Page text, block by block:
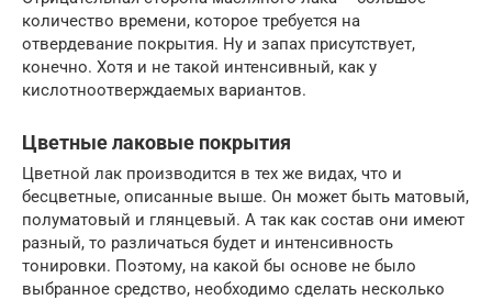
количество времени, которое требуется на
отвердевание покрытия. Ну и запах присутствует,
конечно. Хотя и не такой интенсивный, как у
кислотноотверждаемых вариантов.
Цветные лаковые покрытия
Цветной лак производится в тех же видах, что и
бесцветные, описанные выше. Он может быть матовый,
полуматовый и глянцевый. А так как состав они имеют
разный, то различаться будет и интенсивность
тонировки. Поэтому, на какой бы основе не было
выбранное средство, необходимо сделать несколько